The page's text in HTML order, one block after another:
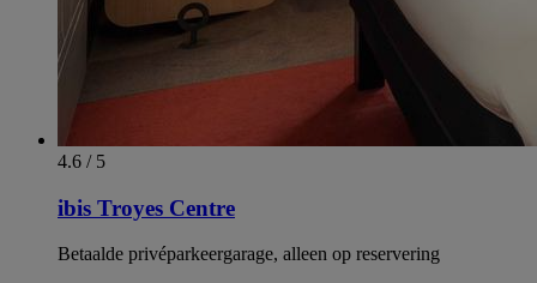
4.6 / 5
ibis Troyes Centre
Betaalde privéparkeergarage, alleen op reservering